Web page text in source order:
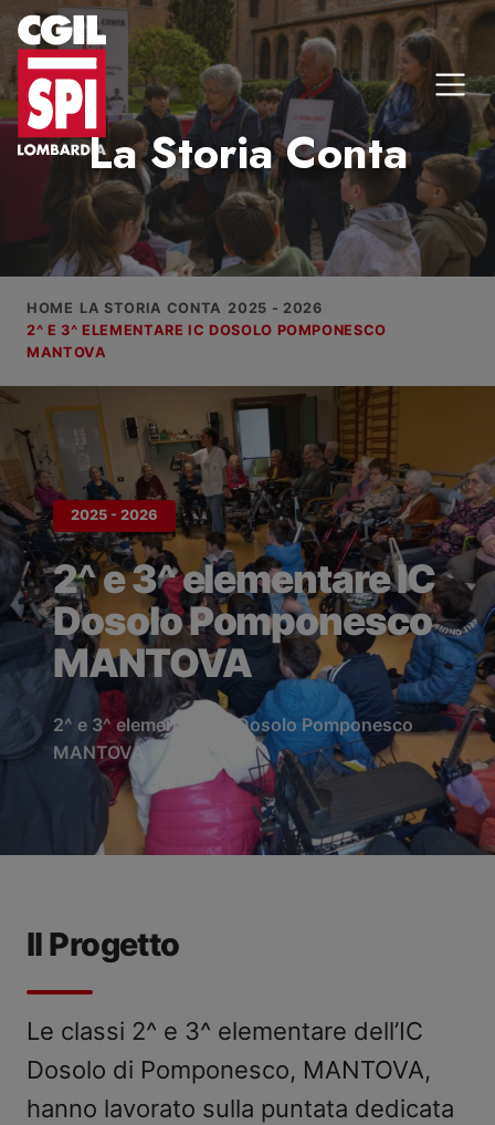
Vai al contenuto
HOME LA STORIA CONTA 2025 - 2026
2^ E 3^ ELEMENTARE IC DOSOLO POMPONESCO
MANTOVA
2025 - 2026
2^ e 3^ elementare IC
Dosolo Pomponesco
MANTOVA
2^ e 3^ elementare IC Dosolo Pomponesco
MANTOVA
Il Progetto
Le classi 2^ e 3^ elementare dell’IC
Dosolo di Pomponesco, MANTOVA,
hanno lavorato sulla puntata dedicata